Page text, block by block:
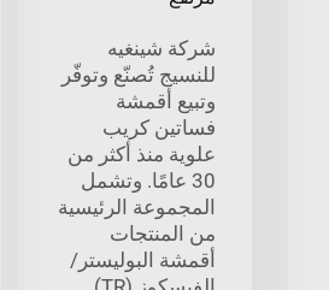
شركة شينغيه
للنسيج تُصنّع وتوفّر
وتبيع أقمشة
فساتين كريب
علوية منذ أكثر من
30 عامًا. وتشمل
المجموعة الرئيسية
من المنتجات
أقمشة البوليستر/